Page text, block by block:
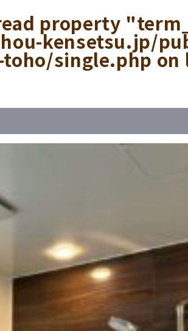
property
kensetsu.jp/
single.phpon